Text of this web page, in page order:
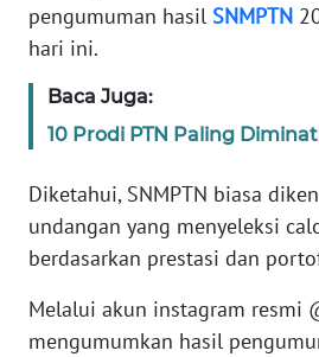
pengumuman hasil SNMPTN
hari ini.
Baca Juga:
10 Prodi PTN Paling
Diketahui, SNMPTN biasa
undangan yang menyeleksi
berdasarkan prestasi dan
Melalui akun instagram resmi
mengumumkan hasil
DISCLAIMER
Wahana
Regional
WN
SUMUT
JAKARTA